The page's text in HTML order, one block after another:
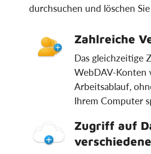
durchsuchen und löschen
Zahlreiche
Das gleichzeitige
WebDAV-Konten
Arbeitsablauf,
Ihrem Computer
Zugriff auf